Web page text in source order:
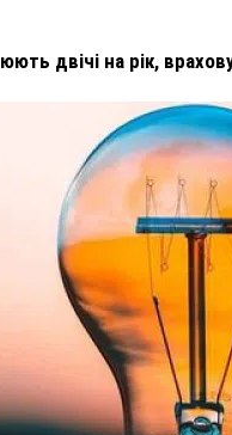
двічі на рік,